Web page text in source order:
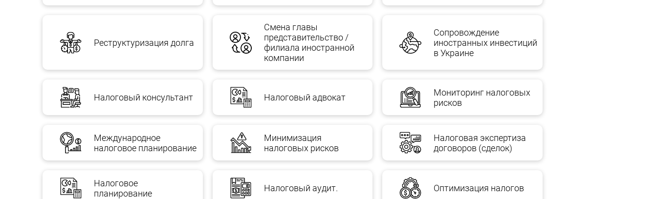
Реструктуризация долга
Смена главы
представительство /
филиала иностранной
компании
Сопровождение
иностранных инвестиций
в Украине
Налоговый консультант Налоговый адвокат
Мониторинг налоговых
рисков
Международное
налоговое планирование
Минимизация
налоговых рисков
Налоговая экспертиза
договоров (сделок)
Налоговое
планирование
Налоговый аудит. Оптимизация налогов